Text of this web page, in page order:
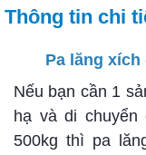
Thông tin chi
Pa lăng xích
Nếu bạn cần 1
hạ và di
500kg thì pa